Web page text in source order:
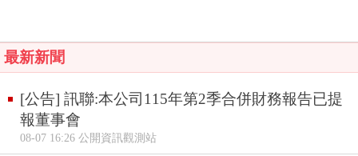
最新新聞
[公告] 訊聯:本公司115年第2季合併財務報告已提
報董事會
08-07 16:26 公開資訊觀測站